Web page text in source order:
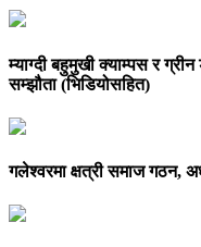
म्याग्दी बहुमुखी क्याम्पस र
सम्झौता (भिडियोसहित)
गलेश्वरमा क्षत्री समाज गठन,